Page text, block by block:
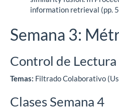
information retrieval (pp.
Semana 3:
Control de
Temas: Filtrado Colaborativo
Clases Semana 4